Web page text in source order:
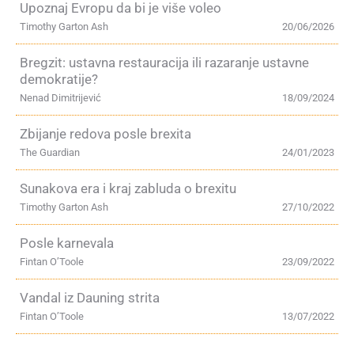
Upoznaj Evropu da bi je više voleo
20/06/2026
Timothy Garton Ash
Bregzit: ustavna restauracija ili razaranje ustavne
demokratije?
18/09/2024
Nenad Dimitrijević
Zbijanje redova posle brexita
24/01/2023
The Guardian
Sunakova era i kraj zabluda o brexitu
27/10/2022
Timothy Garton Ash
Posle karnevala
23/09/2022
Fintan O’Toole
Vandal iz Dauning strita
13/07/2022
Fintan O’Toole